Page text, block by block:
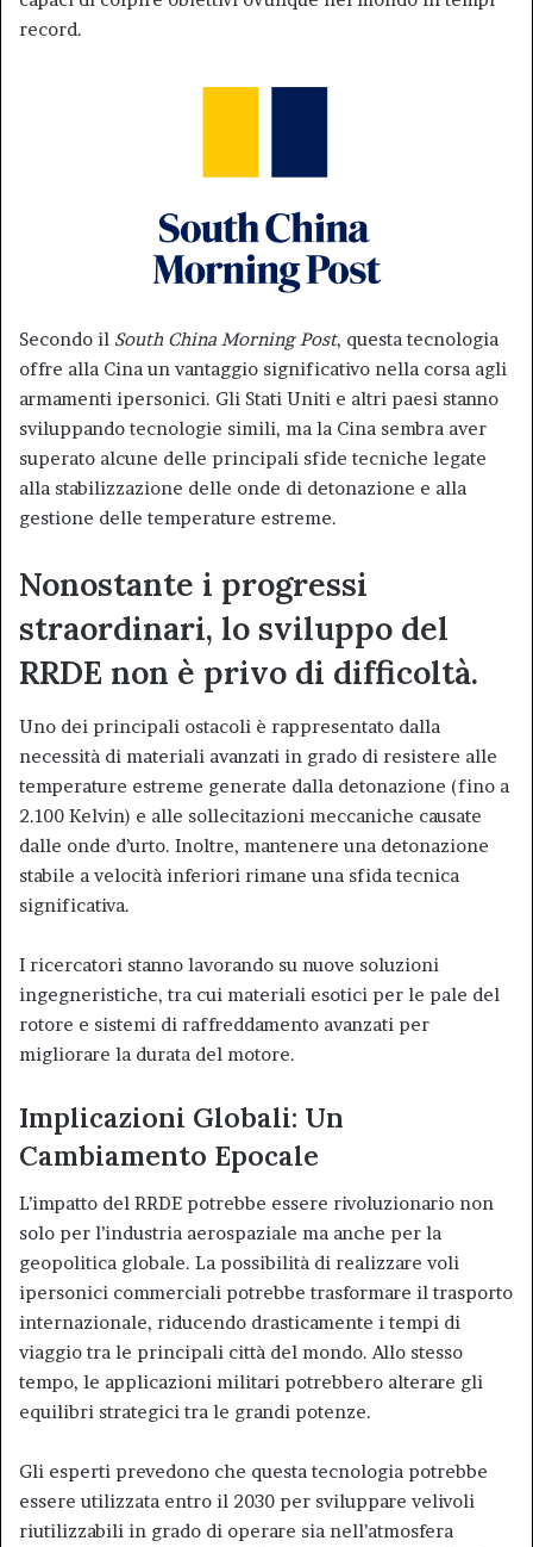
record.
Secondo il South China Morning Post, questa tecnologia
offre alla Cina un vantaggio significativo nella corsa agli
armamenti ipersonici. Gli Stati Uniti e altri paesi stanno
sviluppando tecnologie simili, ma la Cina sembra aver
superato alcune delle principali sfide tecniche legate
alla stabilizzazione delle onde di detonazione e alla
gestione delle temperature estreme.
Nonostante i progressi
straordinari, lo sviluppo del
RRDE non è privo di difficoltà.
Uno dei principali ostacoli è rappresentato dalla
necessità di materiali avanzati in grado di resistere alle
temperature estreme generate dalla detonazione (fino a
2.100 Kelvin) e alle sollecitazioni meccaniche causate
dalle onde d’urto. Inoltre, mantenere una detonazione
stabile a velocità inferiori rimane una sfida tecnica
significativa.
I ricercatori stanno lavorando su nuove soluzioni
ingegneristiche, tra cui materiali esotici per le pale del
rotore e sistemi di raffreddamento avanzati per
migliorare la durata del motore.
Implicazioni Globali: Un
Cambiamento Epocale
L’impatto del RRDE potrebbe essere rivoluzionario non
solo per l’industria aerospaziale ma anche per la
geopolitica globale. La possibilità di realizzare voli
ipersonici commerciali potrebbe trasformare il trasporto
internazionale, riducendo drasticamente i tempi di
viaggio tra le principali città del mondo. Allo stesso
tempo, le applicazioni militari potrebbero alterare gli
equilibri strategici tra le grandi potenze.
Gli esperti prevedono che questa tecnologia potrebbe
essere utilizzata entro il 2030 per sviluppare velivoli
riutilizzabili in grado di operare sia nell’atmosfera